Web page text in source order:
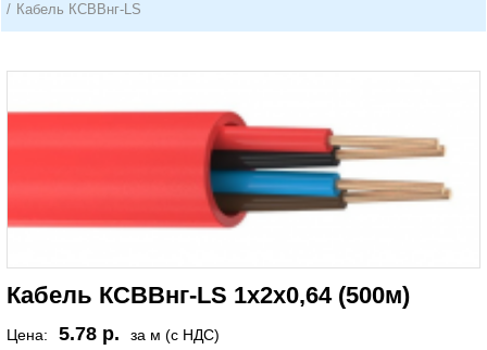
/ Кабель КСВВнг-LS
Кабель КСВВнг-LS 1х2х0,64 (500м)
Цена: 5.78 р.
за м (с НДС)